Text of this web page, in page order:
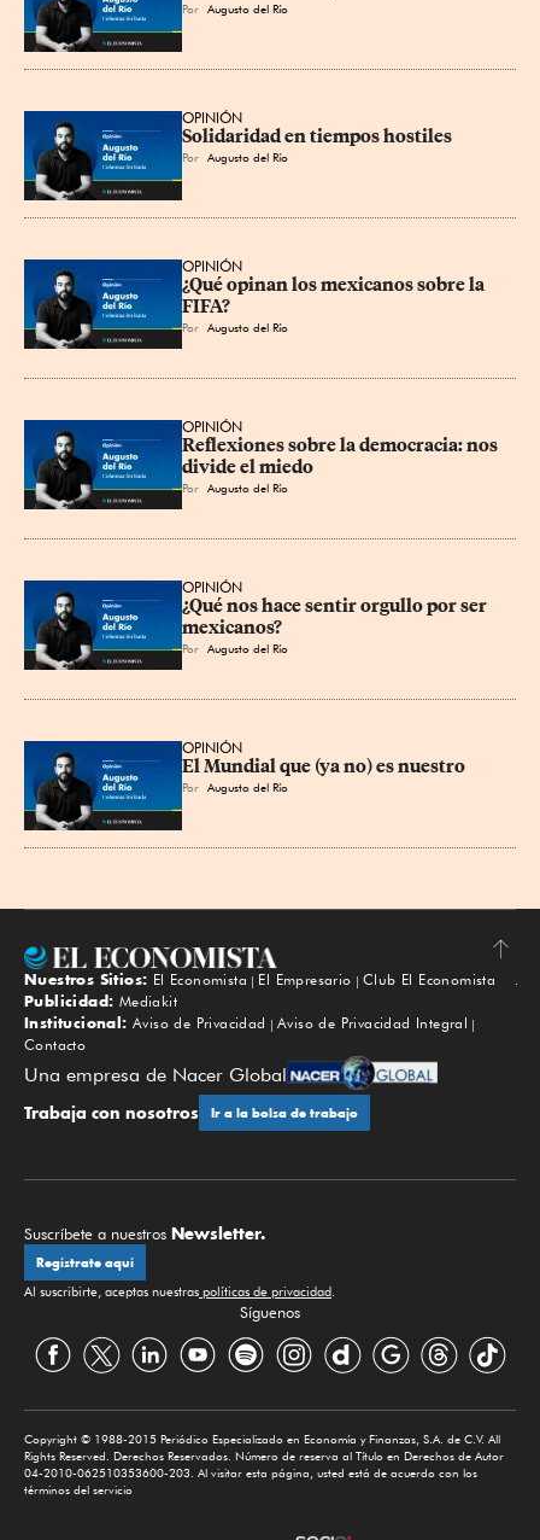
Por Augusto del Río
OPINIÓN
Solidaridad en tiempos hostiles
Por Augusto del Río
OPINIÓN
¿Qué opinan los mexicanos sobre la
FIFA?
Por Augusto del Río
OPINIÓN
Reflexiones sobre la democracia: nos
divide el miedo
Por Augusto del Río
OPINIÓN
¿Qué nos hace sentir orgullo por ser
mexicanos?
Por Augusto del Río
OPINIÓN
El Mundial que (ya no) es nuestro
Por Augusto del Río
Subir
Nuestros Sitios: El Economista El Empresario
Club El Economista
Publicidad: Mediakit
Institucional: Aviso de Privacidad
Aviso de Privacidad Integral
Contacto
Una empresa de Nacer Global
Trabaja con nosotros Ir a la bolsa de trabajo
Suscríbete a nuestros Newsletter.
Regístrate aquí
Al suscribirte, aceptas nuestras políticas de privacidad
Síguenos
Copyright © 1988-2015 Periódico Especializado en Economía y Finanzas, S.A. de C.V. All
Rights Reserved. Derechos Reservados. Número de reserva al Título en Derechos de Autor
04-2010-062510353600-203. Al visitar esta página, usted está de acuerdo con los
términos del servicio